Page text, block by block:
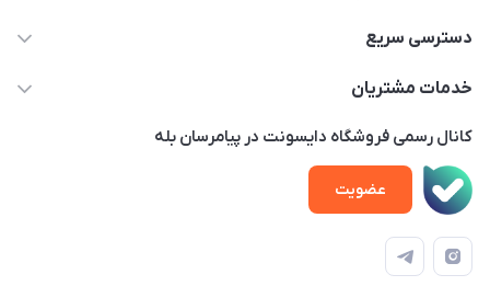
02122913970 داخلی 219
پلاک 23 – طبقه 3
دسترسی سریع
خانه
ویدئو‌های آموزشی
دفترچه راهنمای محصولات
درباره ما
خدمات مشتریان
امور مشتریان
حساب کاربری
قوانین و مقررات
کانال رسمی فروشگاه دایسونت در پیامرسان بله
عضویت